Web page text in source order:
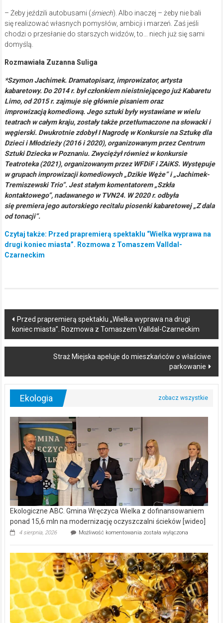
– Żeby jeździli autobusami (śmiech). Albo inaczej – żeby nie bali
się realizować własnych pomysłów, ambicji i marzeń. Zaś jeśli
chodzi o przesłanie do starszych widzów, to… niech już się sami
domyślą.
Rozmawiała Zuzanna Suliga
*Szymon Jachimek. Dramatopisarz, improwizator, artysta
kabaretowy. Do 2014 r. był członkiem nieistniejącego już Kabaretu
Limo, od 2015 r. zajmuje się głównie pisaniem oraz
improwizacją komediową. Jego sztuki były wystawiane w wielu
teatrach w całym kraju, zostały także przetłumaczone na słowacki i
węgierski. Dwukrotnie zdobył I Nagrodę w Konkursie na Sztukę dla
Dzieci i Młodzieży (2016 i 2020), organizowanym przez Centrum
Sztuki Dziecka w Poznaniu. Zwyciężył również w konkursie
Teatroteka (2021), organizowanym przez WFDiF i ZAiKS. Występuje
w grupach improwizacji komediowych „Dzikie Węże” i „Jachimek-
Tremiszewski Trio”. Jest stałym komentatorem „Szkła
kontaktowego”, nadawanego w TVN24. W 2020 r. odbyła
się premiera jego autorskiego recitalu piosenki kabaretowej „Z dala
od tonacji”.
Czytaj także: Przed prapremierą spektaklu “Wielka wyprawa na
drugi koniec miasta”. Rozmowa z Tomaszem Valldal-
Czarneckim
Post
navigation
Przed prapremierą spektaklu „Wielka wyprawa na drugi
koniec miasta”. Rozmowa z Tomaszem Valldal-Czarneckim
Straż Miejska apeluje do mieszkańców o właściwe
parkowanie
Ekologia
Ekologiczne ABC. Gmina Wręczyca Wielka z dofinansowaniem
ponad 15,6 mln na modernizację oczyszczalni ścieków [wideo]
4 sierpnia, 2026 Możliwość komentowania Ekologiczne
Wręczyca
Wielka
z
dofinansowaniem
ponad
15,6
mln
na
modernizację
została wyłączona